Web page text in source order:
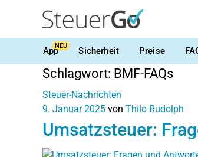
AppNEU Sicherheit Preise
Schlagwort: BMF-FAQs
Steuer-Nachrichten
9. Januar 2025 von Thilo Rudolph
Umsatzsteuer: